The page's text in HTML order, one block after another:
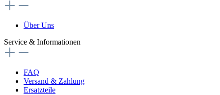
Über Uns
Service & Informationen
FAQ
Versand & Zahlung
Ersatzteile